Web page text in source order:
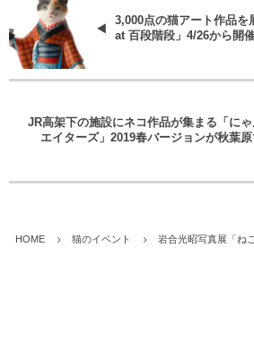
3,000点の猫アート作品を
at 百段階段」4/26から開
JR高架下の施設にネコ作品が集まる「にゃ
エイターズ」2019春バージョンが秋葉
HOME 猫のイベント 岩合光昭写真展「ね